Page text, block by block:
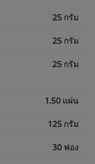
25 กรัม
25 กรัม
25 กรัม
1.50 แผ่น
125 กรัม
30 ฟอง